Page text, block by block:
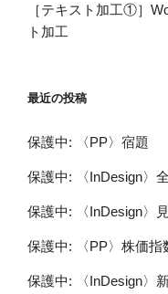
［テキスト加工①］
ト加工
最近の投稿
保護中: 〈PP〉宿題
保護中: 〈InDesign〉
保護中: 〈InDesign〉
保護中: 〈PP〉株価指
保護中: 〈InDesign〉